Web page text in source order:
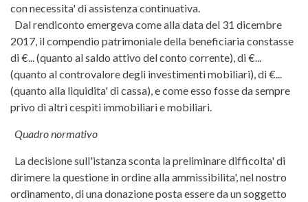
con necessita' di assistenza continuativa.
Dal rendiconto emergeva come alla data del 31 dicembre
2017, il compendio patrimoniale della beneficiaria constasse
di €... (quanto al saldo attivo del conto corrente), di €...
(quanto al controvalore degli investimenti mobiliari), di €...
(quanto alla liquidita' di cassa), e come esso fosse da sempre
privo di altri cespiti immobiliari e mobiliari.
Quadro normativo
La decisione sull'istanza sconta la preliminare difficolta' di
dirimere la questione in ordine alla ammissibilita', nel nostro
ordinamento, di una donazione posta essere da un soggetto